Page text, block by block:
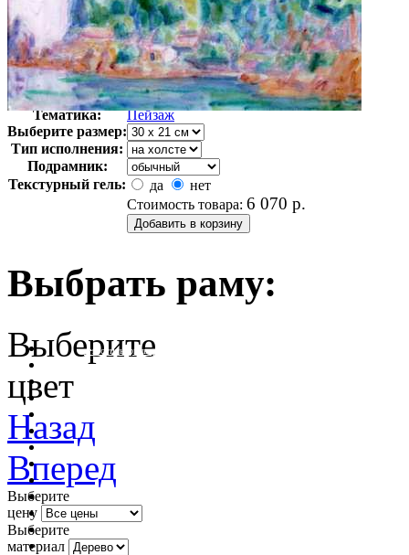
Автор:
Расселл Джон Питер
Арт-стиль
Импрессионизм
Тематика:
Пейзаж
Выберите размер:
Тип исполнения:
Подрамник:
Текстурный гель:
да
нет
Стоимость товара: 6 070 р.
Выбрать раму:
очистить фильтр цвета
Выберите
цвет
Назад
Вперед
Выберите
цену
Выберите
материал